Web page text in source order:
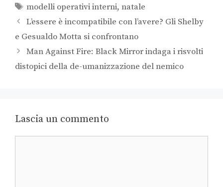
modelli operativi interni,natale
L’essere è incompatibile con l’avere? Gli Shelby
e Gesualdo Motta si confrontano
Man Against Fire: Black Mirror indaga i risvolti
distopici della de-umanizzazione del nemico
Lascia un commento